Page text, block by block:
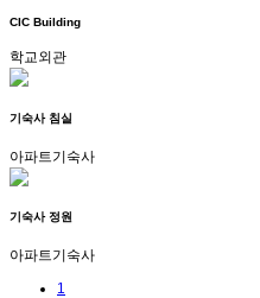
CIC Building
학교외관
기숙사 침실
아파트기숙사
기숙사 정원
아파트기숙사
1